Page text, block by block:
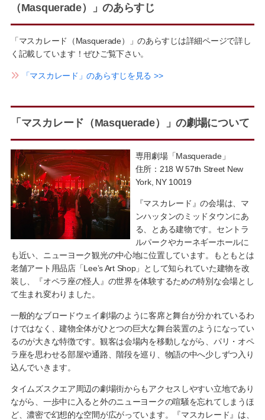
（Masquerade）」のあらすじ
「マスカレード（Masquerade）」のあらすじは詳細ページで詳し
く記載しています！ぜひご覧下さい。
「マスカレード」のあらすじを見る >>
「マスカレード（Masquerade）」の劇場について
専用劇場「Masquerade」
住所：218 W 57th Street New
York, NY 10019
『マスカレード』の会場は、マ
ンハッタンのミッドタウンにあ
る、とある建物です。セントラ
ルパークやカーネギーホールに
も近い、ニューヨーク観光の中心地に位置しています。もともとは
老舗アート用品店「Lee’s Art Shop」として知られていた建物を改
装し、『オペラ座の怪人』の世界を体験するための特別な会場とし
て生まれ変わりました。
一般的なブロードウェイ劇場のように客席と舞台が分かれているわ
けではなく、建物全体がひとつの巨大な舞台装置のようになってい
るのが大きな特徴です。観客は会場内を移動しながら、パリ・オペ
ラ座を思わせる部屋や通路、階段を巡り、物語の中へ少しずつ入り
込んでいきます。
タイムズスクエア周辺の劇場街からもアクセスしやすい立地であり
ながら、一歩中に入ると外のニューヨークの喧騒を忘れてしまうほ
ど、濃密で幻想的な空間が広がっています。『マスカレード』は、